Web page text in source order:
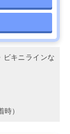
ビキニラインな
）